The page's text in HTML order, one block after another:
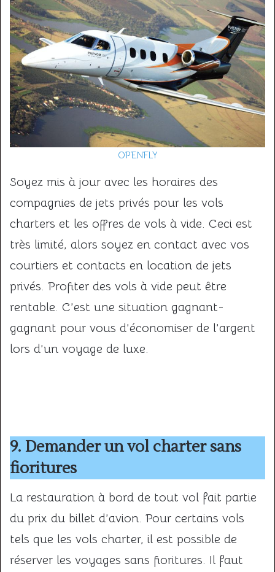
OPENFLY
Soyez mis à jour avec les horaires des
compagnies de jets privés pour les vols
charters et les offres de vols à vide. Ceci est
très limité, alors soyez en contact avec vos
courtiers et contacts en location de jets
privés. Profiter des vols à vide peut être
rentable. C’est une situation gagnant-
gagnant pour vous d’économiser de l’argent
lors d’un voyage de luxe.
9. Demander un vol charter sans
fioritures
La restauration à bord de tout vol fait partie
du prix du billet d’avion. Pour certains vols
tels que les vols charter, il est possible de
réserver les voyages sans fioritures. Il faut